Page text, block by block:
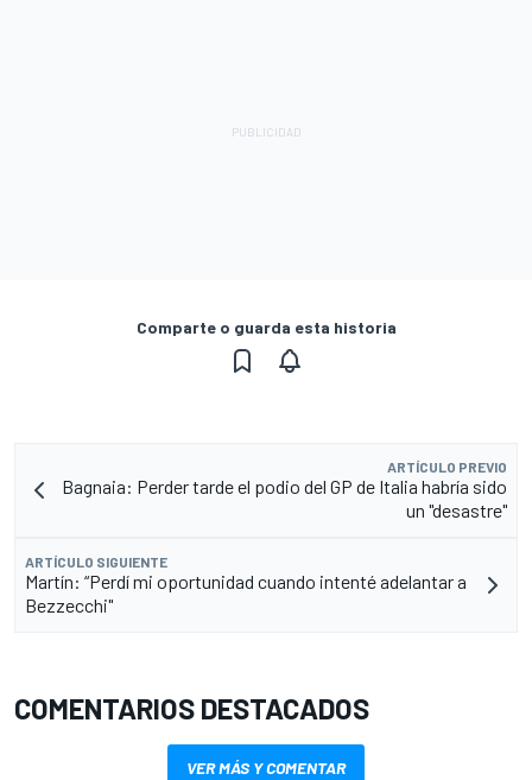
Comparte o guarda esta historia
ARTÍCULO PREVIO
Bagnaia: Perder tarde el podio del GP de Italia habría sido
un "desastre"
ARTÍCULO SIGUIENTE
Martín: “Perdí mi oportunidad cuando intenté adelantar a
Bezzecchi"
COMENTARIOS DESTACADOS
VER MÁS Y COMENTAR